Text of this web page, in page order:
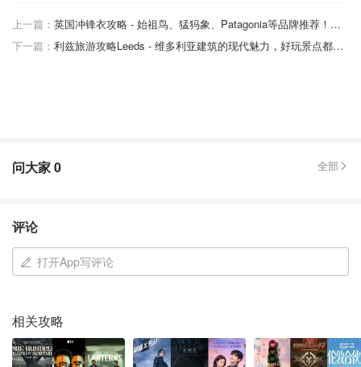
2025-12-
全度妍 / 金
高银 / 朴海
看剧平
主演: 朴信惠 / 高庚杓 / 河允庆 / 曹瀚结
类型: 剧情 / 喜剧
首播: 2026-01-17
上一篇：
英国冲锋衣攻略 - 始祖鸟、猛犸象、Patagonia等品牌推荐！硬壳和软壳的区别！
下一篇：
利兹旅游攻略Leeds - 维多利亚建筑的现代魅力，好玩景点都在这！
问大家0 全部
评论
打开App写评论
相关攻略